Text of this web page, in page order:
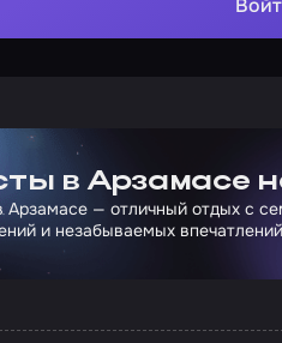
Сколково
в Арзамасе
Арзамасе — отличный отдых с
и незабываемых